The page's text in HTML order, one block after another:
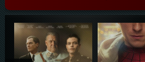
Details,Play Details,Play